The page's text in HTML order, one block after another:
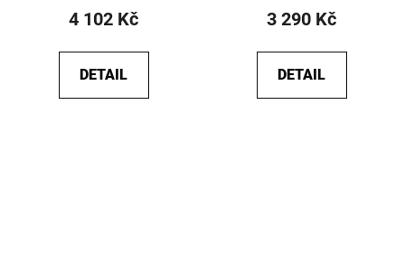
4 102 Kč
DETAIL
3 290 Kč
DETAIL